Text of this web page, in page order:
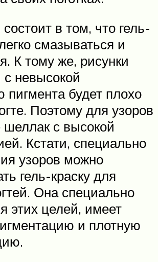
в том, что гель-
смазываться и
К тому же, рисунки
с невысокой
пигмента будет плохо
Поэтому для узоров
с высокой
Кстати, специально
узоров можно
гель-краску для
Она специально
этих целей, имеет
и плотную